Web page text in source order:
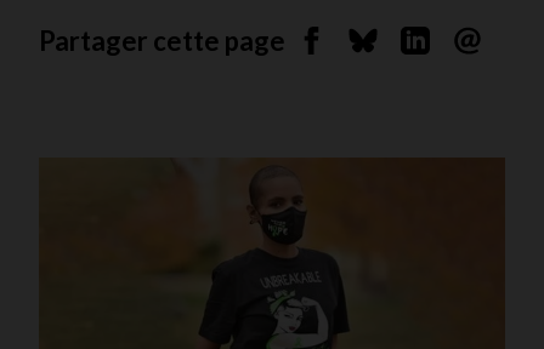
Partager cette page Partager sur Facebook
Partager sur
Partager sur